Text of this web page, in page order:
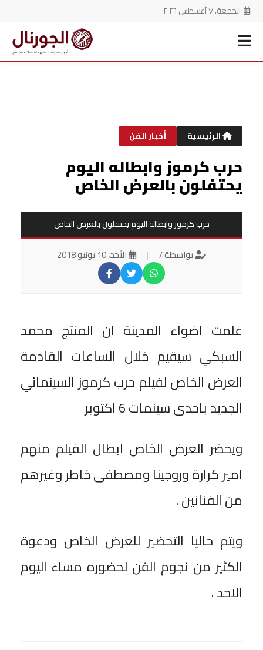
الجمعة، ٧ أغسطس ٢٠٢٦
الرئيسية أخبار الفن
حرب كرموز وابطاله اليوم
يحتفلون بالعرض الخاص
حرب كرموز وابطاله اليوم يحتفلون بالعرض الخاص
بواسطة / | الأحد، 10 يونيو 2018
علمت اضواء المدينة ان المنتج محمد
السبكي سيقيم خلال الساعات القادمة
العرض الخاص لفيلم حرب كرموز السينمائي
الجديد باحدى سينمات 6 اكتوبر
ويحضر العرض الخاص ابطال الفيلم منهم
امير كرارة وروجينا ومصطفى خاطر وغيرهم
من الفنانين .
ويتم حاليا التحضير للعرض الخاص ودعوة
الكثير من نجوم الفن لحضوره مساء اليوم
الاحد .